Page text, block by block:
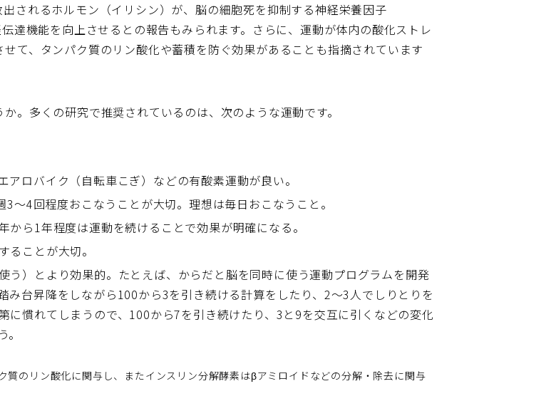
されるホルモン（イリシン）が、脳の細胞死を抑制する神経栄養因子
達機能を向上させるとの報告もみられます。さらに、運動が体内の酸化ストレ
て、タンパク質のリン酸化や蓄積を防ぐ効果があることも指摘されています
。多くの研究で推奨されているのは、次のような運動です。
ロバイク（自転車こぎ）などの有酸素運動が良い。
～4回程度おこなうことが大切。理想は毎日おこなうこと。
ら1年程度は運動を続けることで効果が明確になる。
ことが大切。
う）とより効果的。たとえば、からだと脳を同時に使う運動プログラムを開発
み台昇降をしながら100から3を引き続ける計算をしたり、2～3人でしりとりを
に慣れてしまうので、100から7を引き続けたり、3と9を交互に引くなどの変化
質のリン酸化に関与し、またインスリン分解酵素はβアミロイドなどの分解・除去に関与